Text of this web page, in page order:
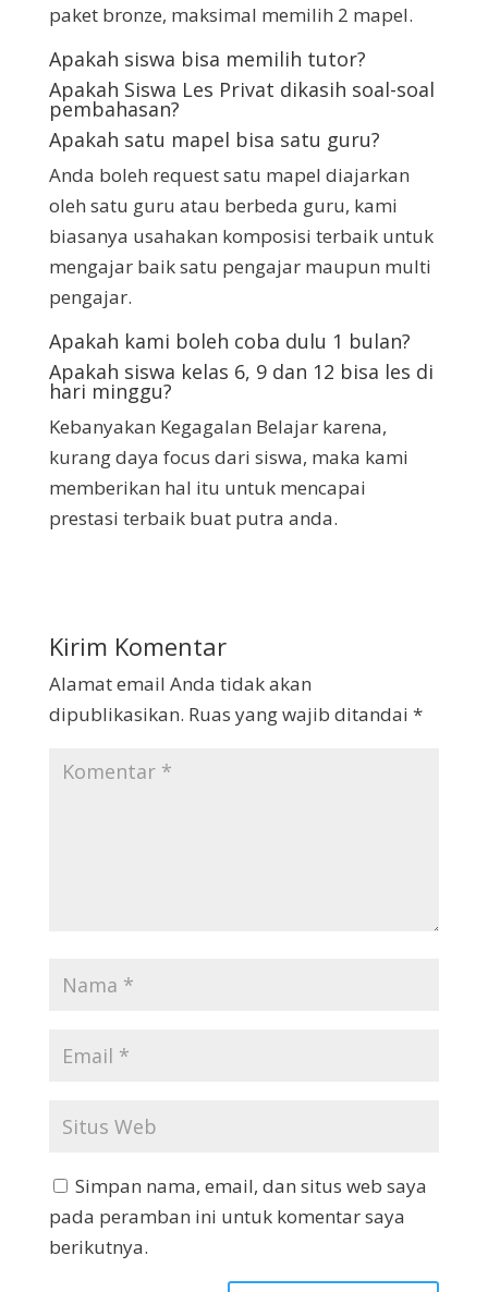
paket bronze, maksimal memilih 2 mapel.
Apakah siswa bisa memilih tutor?
Apakah Siswa Les Privat dikasih soal-soal
pembahasan?
Apakah satu mapel bisa satu guru?
Anda boleh request satu mapel diajarkan
oleh satu guru atau berbeda guru, kami
biasanya usahakan komposisi terbaik untuk
mengajar baik satu pengajar maupun multi
pengajar.
Apakah kami boleh coba dulu 1 bulan?
Apakah siswa kelas 6, 9 dan 12 bisa les di
hari minggu?
Kebanyakan Kegagalan Belajar karena,
kurang daya focus dari siswa, maka kami
memberikan hal itu untuk mencapai
prestasi terbaik buat putra anda.
Kirim Komentar
Alamat email Anda tidak akan
dipublikasikan. Ruas yang wajib ditandai *
Simpan nama, email, dan situs web saya
pada peramban ini untuk komentar saya
berikutnya.